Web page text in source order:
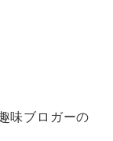
味ブロガーの